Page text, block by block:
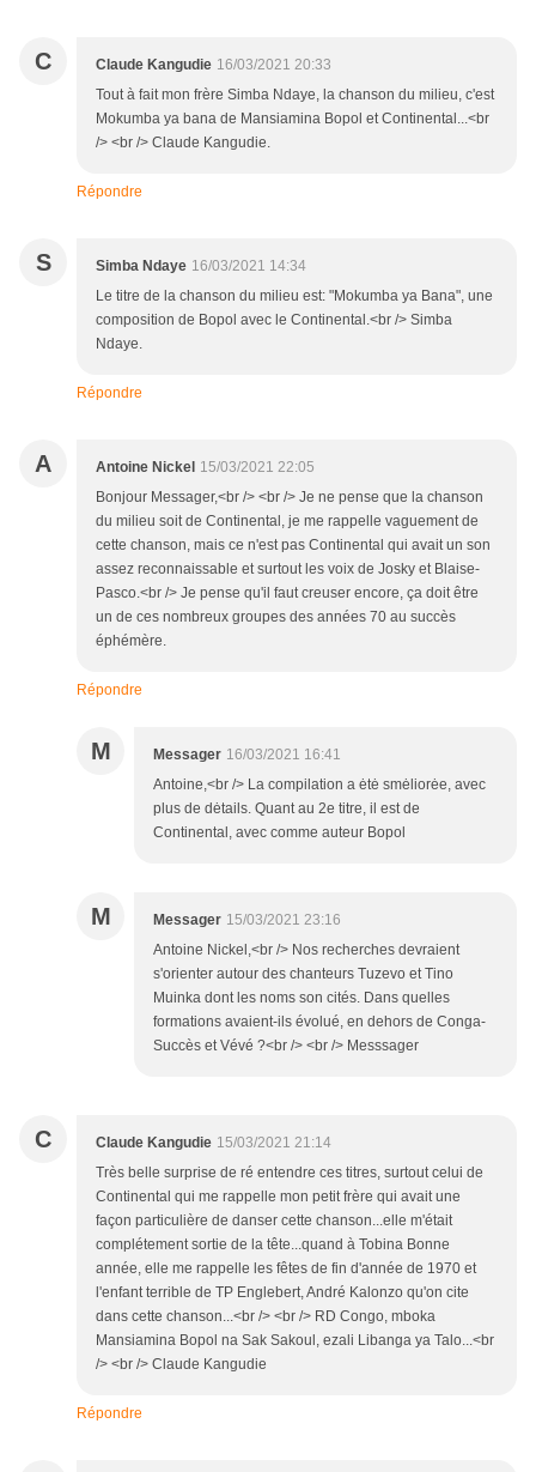
C Claude Kangudie 16/03/2021 20:33
Tout à fait mon frère Simba Ndaye, la chanson du milieu, c'est
Mokumba ya bana de Mansiamina Bopol et Continental...<br
/> <br /> Claude Kangudie.
Répondre
S Simba Ndaye 16/03/2021 14:34
Le titre de la chanson du milieu est: "Mokumba ya Bana", une
composition de Bopol avec le Continental.<br /> Simba
Ndaye.
Répondre
A Antoine Nickel 15/03/2021 22:05
Bonjour Messager,<br /> <br /> Je ne pense que la chanson
du milieu soit de Continental, je me rappelle vaguement de
cette chanson, mais ce n'est pas Continental qui avait un son
assez reconnaissable et surtout les voix de Josky et Blaise-
Pasco.<br /> Je pense qu'il faut creuser encore, ça doit être
un de ces nombreux groupes des années 70 au succès
éphémère.
Répondre
M Messager 16/03/2021 16:41
Antoine,<br /> La compilation a ėtė smėliorėe, avec
plus de dėtails. Quant au 2e titre, il est de
Continental, avec comme auteur Bopol
M Messager 15/03/2021 23:16
Antoine Nickel,<br /> Nos recherches devraient
s'orienter autour des chanteurs Tuzevo et Tino
Muinka dont les noms son cités. Dans quelles
formations avaient-ils évolué, en dehors de Conga-
Succès et Vévé ?<br /> <br /> Messsager
C Claude Kangudie 15/03/2021 21:14
Très belle surprise de ré entendre ces titres, surtout celui de
Continental qui me rappelle mon petit frère qui avait une
façon particulière de danser cette chanson...elle m'était
complétement sortie de la tête...quand à Tobina Bonne
année, elle me rappelle les fêtes de fin d'année de 1970 et
l'enfant terrible de TP Englebert, André Kalonzo qu'on cite
dans cette chanson...<br /> <br /> RD Congo, mboka
Mansiamina Bopol na Sak Sakoul, ezali Libanga ya Talo...<br
/> <br /> Claude Kangudie
Répondre